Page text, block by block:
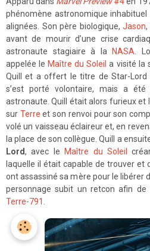
phénomène astronomique
alignées. Son père biologique,Jason,
avant de mourir d’une crise
astronaute stagiaire à la
NASA.
appelée le Maître du Soleil a visité la
Quill et a offert le titre de Star-Lord
s’est porté volontaire, mais a
astronaute. Quill était alors furieux et
sur Terre et son renvoi pour son
volé un vaisseau éclaireur et, en
la place de son collègue. Quill a
Lord, avec le Maître du Soleil
laquelle il était capable de trouver et
ont assassiné sa mère pour le libérer
personnage subit un retcon afin
Terre-791 .